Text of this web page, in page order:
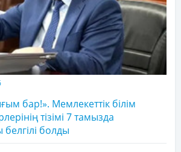
бар!». Мемлекеттік білім
тізімі 7 тамызда
болды